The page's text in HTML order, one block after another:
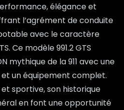
élégance et
l’agrément de conduite
avec le caractère
Ce modèle 991.2 GTS
mythique de la 911 avec une
un équipement complet.
sportive, son historique
en font une opportunité